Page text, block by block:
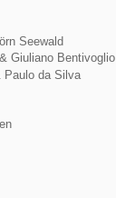
Seewald
Giuliano Bentivoglio
Paulo da Silva